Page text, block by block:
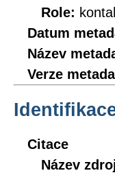
Role:
Datum
Název
Verze
Citace
Název